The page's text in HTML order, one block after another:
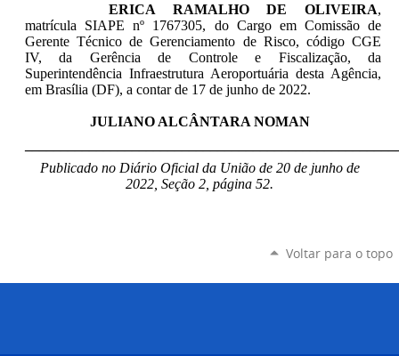
ERICA RAMALHO DE OLIVEIRA,
matrícula SIAPE nº 1767305, do Cargo em Comissão de
Gerente Técnico de Gerenciamento de Risco, código CGE
IV, da Gerência de Controle e Fiscalização, da
Superintendência Infraestrutura Aeroportuária desta Agência,
em Brasília (DF), a contar de 17 de junho de 2022.
JULIANO ALCÂNTARA NOMAN
Publicado no Diário Oficial da União de 20 de junho de
2022, Seção 2, página 52.
Voltar para o topo